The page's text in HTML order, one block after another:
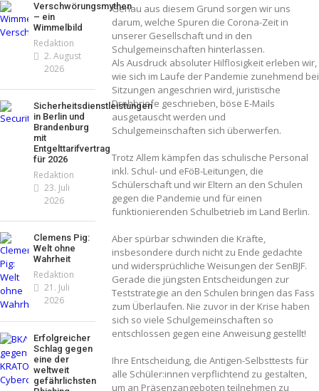
Genau aus diesem Grund sorgen wir uns
darum, welche Spuren die Corona-Zeit in
unserer Gesellschaft und in den
Schulgemeinschaften hinterlassen.
Als Ausdruck absoluter Hilflosigkeit erleben wir,
wie sich im Laufe der Pandemie zunehmend bei
Sitzungen angeschrien wird, juristische
Drohbriefe geschrieben, böse E-Mails
ausgetauscht werden und
Schulgemeinschaften sich überwerfen.
Trotz Allem kämpfen das schulische Personal
inkl. Schul- und eFöB-Leitungen, die
Schülerschaft und wir Eltern an den Schulen
gegen die Pandemie und für einen
funktionierenden Schulbetrieb im Land Berlin.
Aber spürbar schwinden die Kräfte,
insbesondere durch nicht zu Ende gedachte
und widersprüchliche Weisungen der SenBJF.
Gerade die jüngsten Entscheidungen zur
Teststrategie an den Schulen bringen das Fass
zum Überlaufen. Nie zuvor in der Krise haben
sich so viele Schulgemeinschaften so
entschlossen gegen eine Anweisung gestellt!
Ihre Entscheidung, die Antigen-Selbsttests für
alle Schüler:innen verpflichtend zu gestalten,
um an Präsenzangeboten teilnehmen zu
Verschwörungsmythen
– ein
Wimmelbild
Redaktion
2. August
2026
Sicherheitsdienstleistungen
in Berlin und
Brandenburg
mit
Entgelttarifvertrag
für 2026
Redaktion
23. Juli
2026
Clemens Pig:
Welt ohne
Wahrheit
Redaktion
21. Juli
2026
Erfolgreicher
Schlag gegen
eine der
weltweit
gefährlichsten